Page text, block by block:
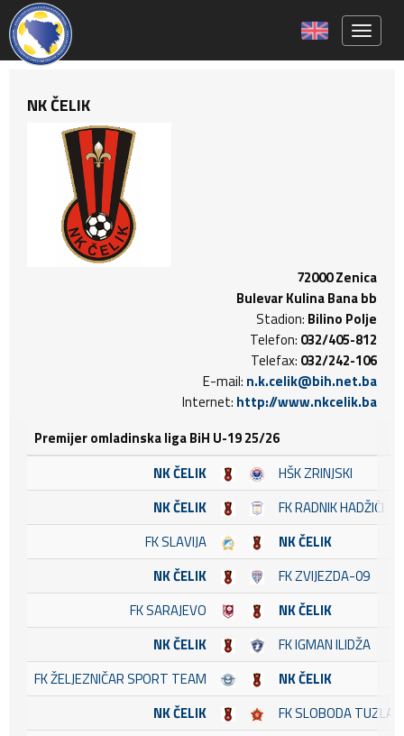
NK ČELIK
72000 Zenica
Bulevar Kulina Bana bb
Stadion: Bilino Polje
Telefon: 032/405-812
Telefax: 032/242-106
E-mail: n.k.celik@bih.net.ba
Internet: http://www.nkcelik.ba
Premijer omladinska liga BiH U-19 25/26
NK ČELIK
HŠK ZRINJSKI
NK ČELIK
FK RADNIK HADŽIĆI
FK SLAVIJA
NK ČELIK
NK ČELIK
FK ZVIJEZDA-09
FK SARAJEVO
NK ČELIK
NK ČELIK
FK IGMAN ILIDŽA
FK ŽELJEZNIČAR SPORT TEAM
NK ČELIK
NK ČELIK
FK SLOBODA TUZLA